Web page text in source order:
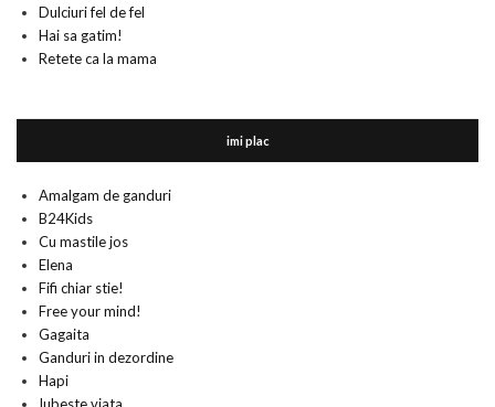
Dulciuri fel de fel
Hai sa gatim!
Retete ca la mama
imi plac
Amalgam de ganduri
B24Kids
Cu mastile jos
Elena
Fifi chiar stie!
Free your mind!
Gagaita
Ganduri in dezordine
Hapi